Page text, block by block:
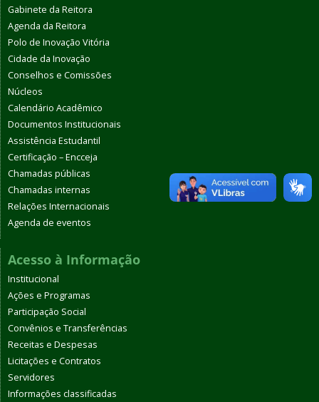
Gabinete da Reitora
Agenda da Reitora
Polo de Inovação Vitória
Cidade da Inovação
Conselhos e Comissões
Núcleos
Calendário Acadêmico
Documentos Institucionais
Assistência Estudantil
Certificação – Encceja
Chamadas públicas
Chamadas internas
Relações Internacionais
Agenda de eventos
Acesso à Informação
Institucional
Ações e Programas
Participação Social
Convênios e Transferências
Receitas e Despesas
Licitações e Contratos
Servidores
Informações classificadas